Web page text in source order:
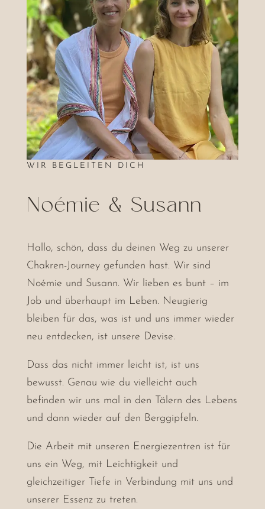
WIR BEGLEITEN DICH
Noémie & Susann
Hallo, schön, dass du deinen Weg zu unserer
Chakren-Journey gefunden hast. Wir sind
Noémie und Susann. Wir lieben es bunt – im
Job und überhaupt im Leben. Neugierig
bleiben für das, was ist und uns immer wieder
neu entdecken, ist unsere Devise.
Dass das nicht immer leicht ist, ist uns
bewusst. Genau wie du vielleicht auch
befinden wir uns mal in den Tälern des Lebens
und dann wieder auf den Berggipfeln.
Die Arbeit mit unseren Energiezentren ist für
uns ein Weg, mit Leichtigkeit und
gleichzeitiger Tiefe in Verbindung mit uns und
unserer Essenz zu treten.